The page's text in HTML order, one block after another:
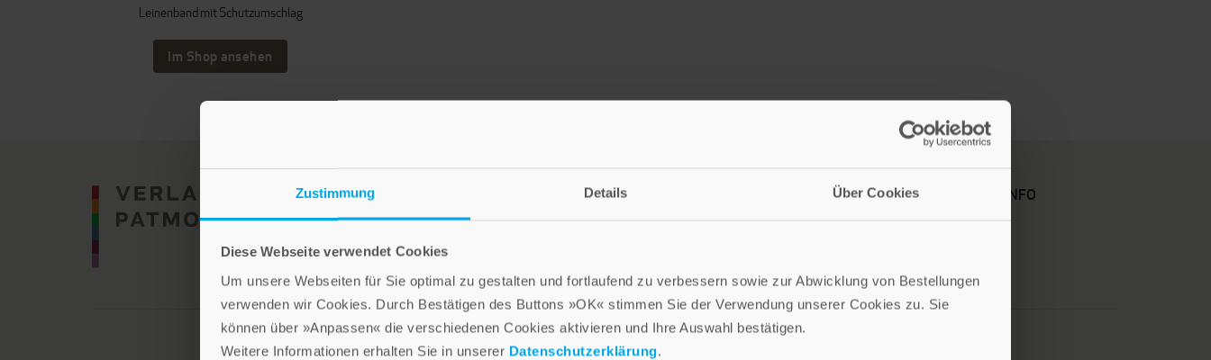
Zustimmung Details Über Cookies
Diese Webseite verwendet Cookies
Um unsere Webseiten für Sie optimal zu gestalten und fortlaufend zu verbessern sowie zur Abwicklung von Bestellungen
verwenden wir Cookies. Durch Bestätigen des Buttons »OK« stimmen Sie der Verwendung unserer Cookies zu. Sie
können über »Anpassen« die verschiedenen Cookies aktivieren und Ihre Auswahl bestätigen.
Weitere Informationen erhalten Sie in unserer Datenschutzerklärung.
Leinenband mit Schutzumschlag
Im Shop ansehen
KARRIERE KUNDENINFO
Die Verlage der Verlagsgruppe Patmos